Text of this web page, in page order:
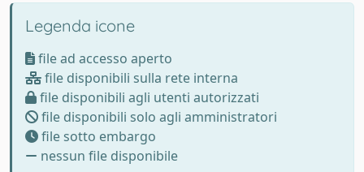
Legenda icone
file ad accesso aperto
file disponibili sulla rete interna
file disponibili agli utenti autorizzati
file disponibili solo agli amministratori
file sotto embargo
nessun file disponibile